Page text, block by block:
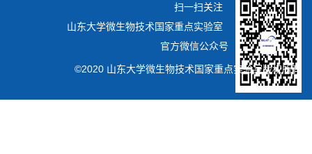
扫一扫关注
山东大学微生物技术国家重点实验室
官方微信公众号
©2020 山东大学微生物技术国家重点实验室版权所有